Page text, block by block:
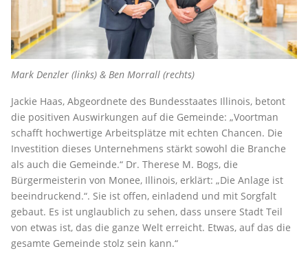
Mark Denzler (links) & Ben Morrall (rechts)
Jackie Haas, Abgeordnete des Bundesstaates Illinois, betont
die positiven Auswirkungen auf die Gemeinde: „Voortman
schafft hochwertige Arbeitsplätze mit echten Chancen. Die
Investition dieses Unternehmens stärkt sowohl die Branche
als auch die Gemeinde.“ Dr. Therese M. Bogs, die
Bürgermeisterin von Monee, Illinois, erklärt: „Die Anlage ist
beeindruckend.“. Sie ist offen, einladend und mit Sorgfalt
gebaut. Es ist unglaublich zu sehen, dass unsere Stadt Teil
von etwas ist, das die ganze Welt erreicht. Etwas, auf das die
gesamte Gemeinde stolz sein kann.“